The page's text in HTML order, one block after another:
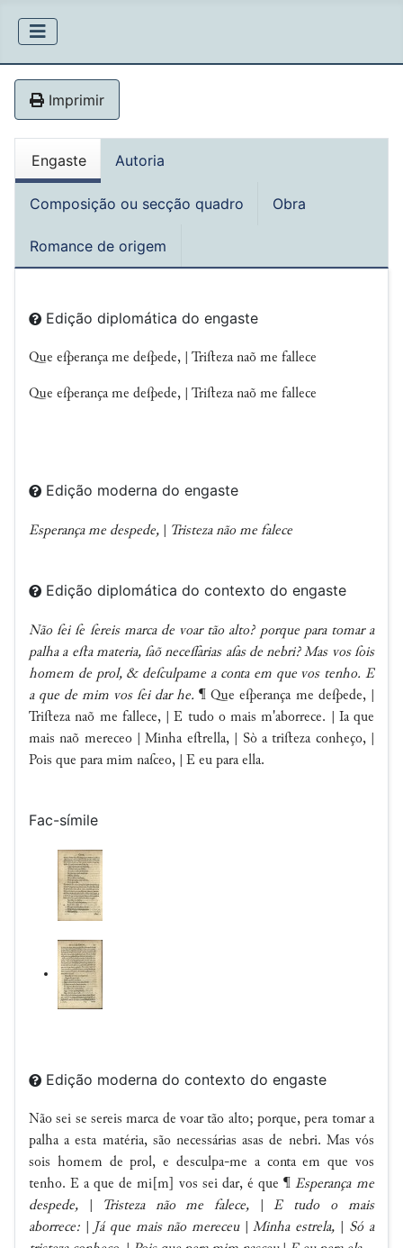
Imprimir
Engaste Autoria
Composição ou secção quadro Obra
Romance de origem
Edição diplomática do engaste
Que eſperança me deſpede, | Triﬅeza naõ me fallece
Que eſperança me deſpede, | Triﬅeza naõ me fallece
Edição moderna do engaste
Esperança me despede, Tristeza não me falece
Edição diplomática do contexto do engaste
Não ſei ſe ſereis marca de voar tão alto? porque para tomar a
palha a eﬅa materia, ſaõ neceſſarias aſas de nebri? Mas vos ſois
homem de prol, & deſculpame a conta em que vos tenho. E
a que de mim vos ſei dar he. ¶ Que eſperança me deſpede, |
Triﬅeza naõ me fallece, | E tudo o mais m'aborrece. | Ia que
mais naõ mereceo | Minha eﬅrella, | Sò a triﬅeza conheço, |
Pois que para mim naſceo, | E eu para ella.
Fac-símile
Edição moderna do contexto do engaste
Não sei se sereis marca de voar tão alto; porque, pera tomar a
palha a esta matéria, são necessárias asas de nebri. Mas vós
sois homem de prol, e desculpa-me a conta em que vos
tenho. E a que de mi[m] vos sei dar, é que ¶ Esperança me
despede,
Tristeza não me falece,
E tudo o mais
aborrece:
Já que mais não mereceu| Minha estrela,
Só a